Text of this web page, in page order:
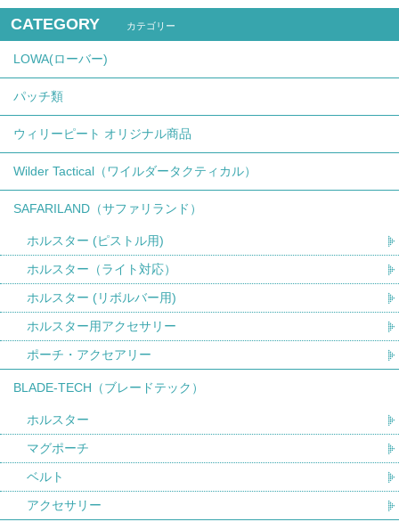
CATEGORY カテゴリー
LOWA(ローバー)
パッチ類
ウィリーピート オリジナル商品
Wilder Tactical（ワイルダータクティカル）
SAFARILAND（サファリランド）
ホルスター (ピストル用)
ホルスター（ライト対応）
ホルスター (リボルバー用)
ホルスター用アクセサリー
ポーチ・アクセアリー
BLADE-TECH（ブレードテック）
ホルスター
マグポーチ
ベルト
アクセサリー